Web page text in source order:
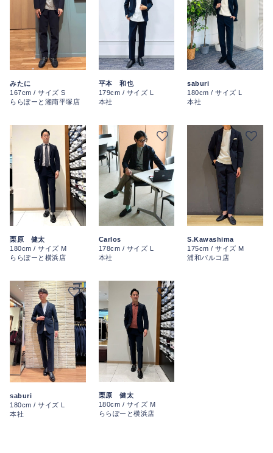
みたに
167cm / サイズ S
ららぽーと湘南平塚店
平本 和也
179cm / サイズ L
本社
saburi
180cm / サイズ L
本社
栗原 健太
180cm / サイズ M
ららぽーと横浜店
Carlos
178cm / サイズ L
本社
S.Kawashima
175cm / サイズ M
浦和パルコ店
saburi
180cm / サイズ L
本社
栗原 健太
180cm / サイズ M
ららぽーと横浜店